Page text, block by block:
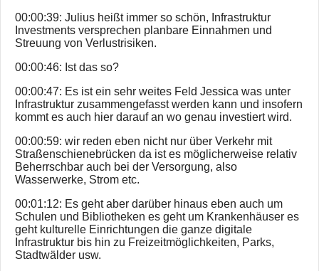
00:00:39: Julius heißt immer so schön, Infrastruktur
Investments versprechen planbare Einnahmen und
Streuung von Verlustrisiken.
00:00:46: Ist das so?
00:00:47: Es ist ein sehr weites Feld Jessica was unter
Infrastruktur zusammengefasst werden kann und insofern
kommt es auch hier darauf an wo genau investiert wird.
00:00:59: wir reden eben nicht nur über Verkehr mit
Straßenschienebrücken da ist es möglicherweise relativ
Beherrschbar auch bei der Versorgung, also
Wasserwerke, Strom etc.
00:01:12: Es geht aber darüber hinaus eben auch um
Schulen und Bibliotheken es geht um Krankenhäuser es
geht kulturelle Einrichtungen die ganze digitale
Infrastruktur bis hin zu Freizeitmöglichkeiten, Parks,
Stadtwälder usw.